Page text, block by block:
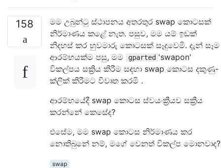
158
මම උබුන්ටු ස්ථාපනය අතරතුර swap කොටසක්
නිර්මාණය කළේ නැත. පසුව, මම යම් ඉඩක්
නිදහස් කර හුවමාරු කොටසක් සෑදුවෙමි. දැන් සෑම
ආරම්භයක්ම පසු, මම
gparted 'swapon'
විකල්පය සක්‍රිය කිරීම සඳහා swap කොටස දකුණු-
ක්ලික් කිරීමට විවෘත කරමි .
ආරම්භයේදී swap කොටස ස්වයංක්‍රීයව සක්‍රීය
කරන්නේ කෙසේද?
එසේම, මම swap කොටස නිර්මාණය කර
නොතිබුනේ නම්, මගේ වෙනත් විකල්ප මොනවාද?
swap